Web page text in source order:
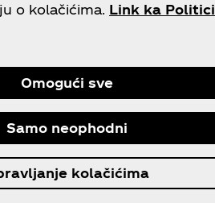
o kolačićima. Link ka Politici
Omogući sve
Samo neophodni
kolačićima